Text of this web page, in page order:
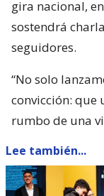
gira nacional,
sostendrá
seguidores.
“No solo
convicción: que
rumbo de una
Lee también...